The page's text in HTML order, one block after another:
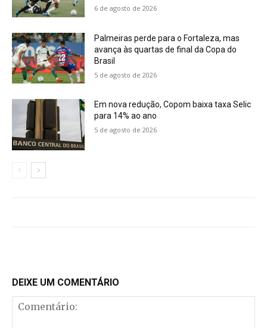
6 de agosto de 2026
Palmeiras perde para o Fortaleza, mas
avança às quartas de final da Copa do
Brasil
5 de agosto de 2026
Em nova redução, Copom baixa taxa Selic
para 14% ao ano
5 de agosto de 2026
DEIXE UM COMENTÁRIO